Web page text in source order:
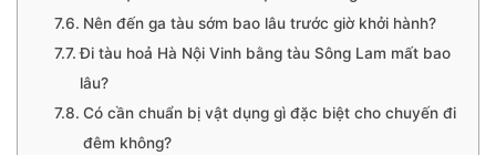
Nên đến ga tàu sớm bao lâu trước giờ khởi hành?
Đi tàu hoả Hà Nội Vinh bằng tàu Sông Lam mất bao
lâu?
Có cần chuẩn bị vật dụng gì đặc biệt cho chuyến đi
đêm không?